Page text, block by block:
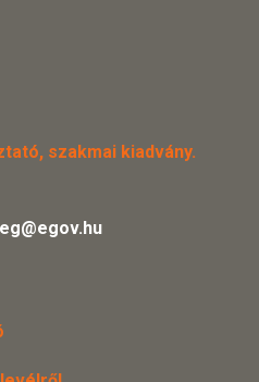
szakmai kiadvány.